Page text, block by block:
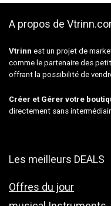
A propos de
Vtrinn est un projet de
comme le partenaire des
offrant la possibilité de
Créer et Gérer votre
directement sans
Les meilleurs DEALS
Offres du jour